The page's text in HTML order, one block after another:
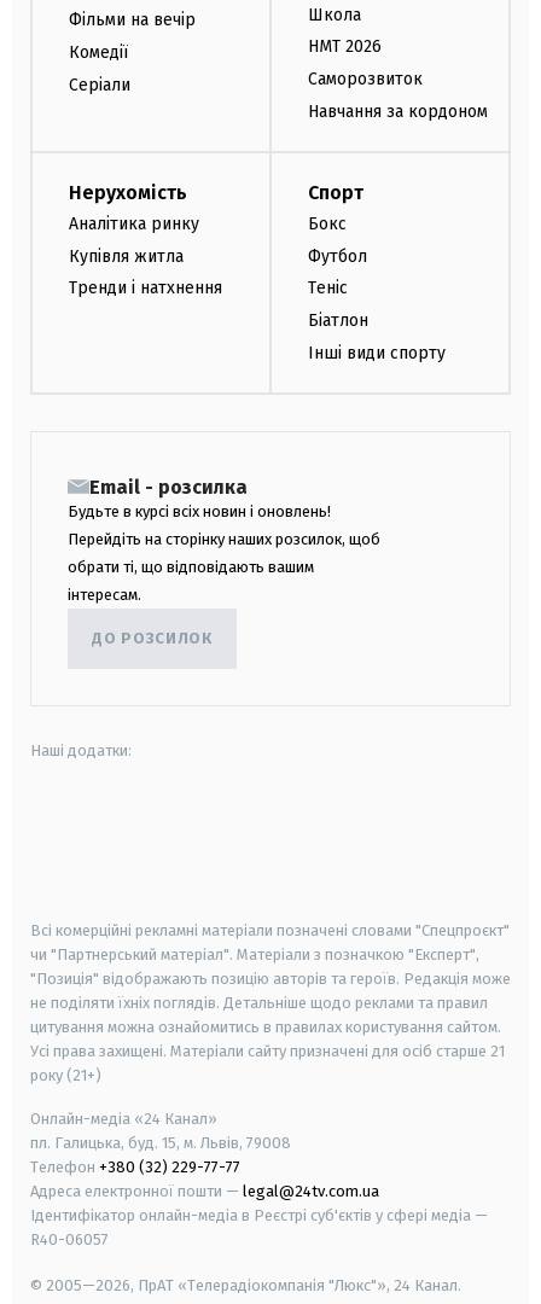
Фільми на вечір
Комедії
Серіали
Школа
НМТ 2026
Саморозвиток
Навчання за кордоном
Нерухомість
Аналітика ринку
Купівля житла
Тренди і натхнення
Спорт
Бокс
Футбол
Теніс
Біатлон
Інші види спорту
Email - розсилка
Будьте в курсі всіх новин і оновлень!
Перейдіть на сторінку наших розсилок, щоб
обрати ті, що відповідають вашим
інтересам.
ДО РОЗСИЛОК
Наші додатки:
Всі комерційні рекламні матеріали позначені словами "Спецпроєкт"
чи "Партнерський матеріал". Матеріали з позначкою "Експерт",
"Позиція" відображають позицію авторів та героїв. Редакція може
не поділяти їхніх поглядів. Детальніше щодо реклами та правил
цитування можна ознайомитись в правилах користування сайтом.
Усі права захищені. Матеріали сайту призначені для осіб старше 21
року (21+)
Онлайн-медіа «24 Канал»
пл. Галицька, буд. 15, м. Львів, 79008
Телефон +380 (32) 229-77-77
Адреса електронної пошти — legal@24tv.com.ua
Ідентифікатор онлайн-медіа в Реєстрі суб'єктів у сфері медіа —
R40-06057
© 2005—2026, ПрАТ «Телерадіокомпанія "Люкс"», 24 Канал.